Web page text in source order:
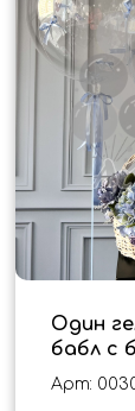
Один
бабл с
Арт: